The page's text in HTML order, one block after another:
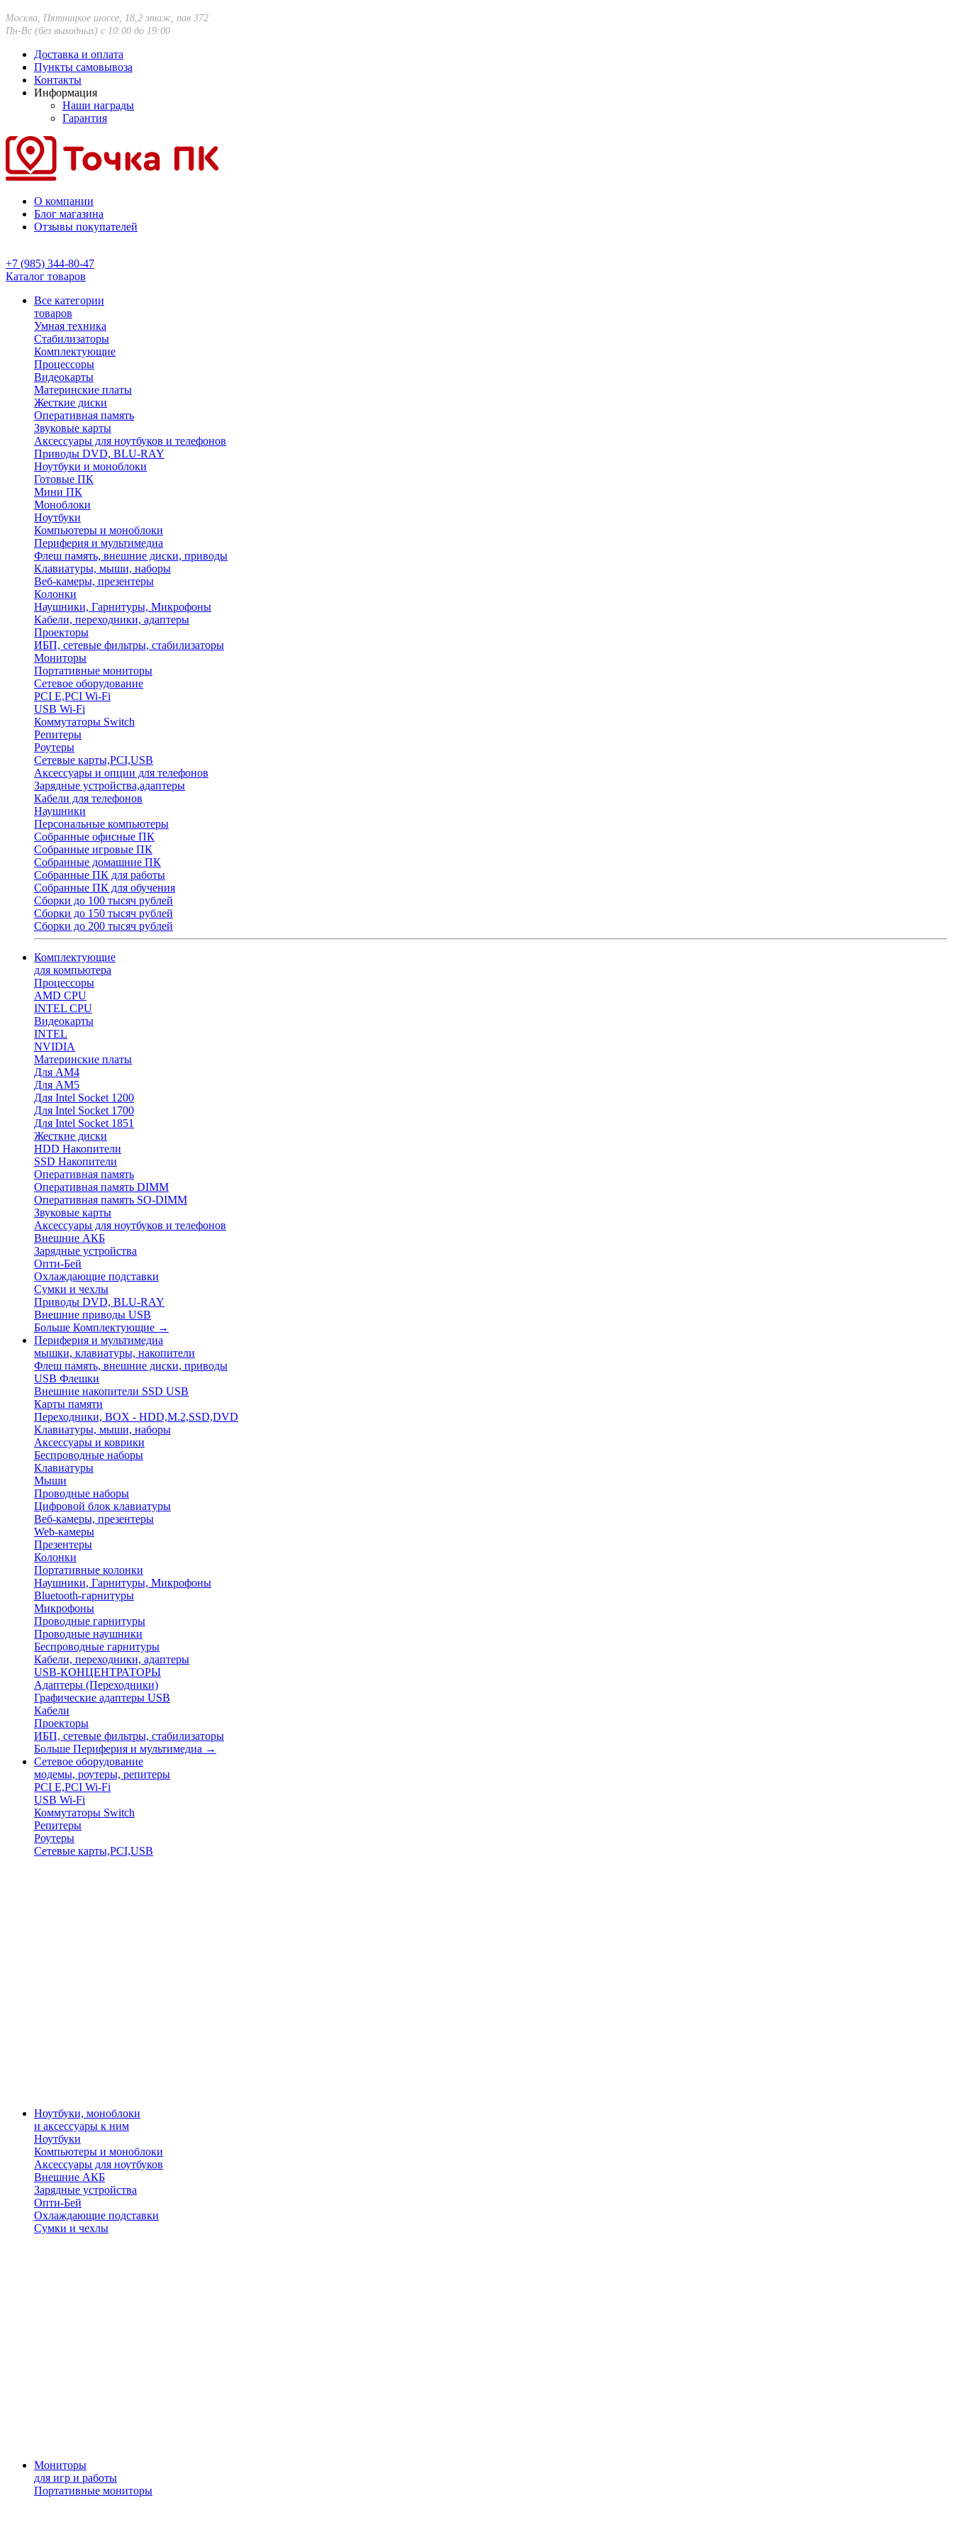
Москва, Пятницкое шоссе, 18,2 этаж, пав 372
Пн-Вс (без выходных) с 10:00 до 19:00
Доставка и оплата
Пункты самовывоза
Контакты
Информация
Наши награды
Гарантия
О компании
Блог магазина
Отзывы покупателей
+7 (985) 344-80-47
Каталог товаров
Все категории
товаров
Умная техника
Стабилизаторы
Комплектующие
Процессоры
Видеокарты
Материнские платы
Жесткие диски
Оперативная память
Звуковые карты
Аксессуары для ноутбуков и телефонов
Приводы DVD, BLU-RAY
Ноутбуки и моноблоки
Готовые ПК
Мини ПК
Моноблоки
Ноутбуки
Компьютеры и моноблоки
Периферия и мультимедиа
Флеш память, внешние диски, приводы
Клавиатуры, мыши, наборы
Веб-камеры, презентеры
Колонки
Наушники, Гарнитуры, Микрофоны
Кабели, переходники, адаптеры
Проекторы
ИБП, сетевые фильтры, стабилизаторы
Мониторы
Портативные мониторы
Сетевое оборудование
PCI E,PCI Wi-Fi
USB Wi-Fi
Коммутаторы Switch
Репитеры
Роутеры
Сетевые карты,PCI,USB
Аксессуары и опции для телефонов
Зарядные устройства,адаптеры
Кабели для телефонов
Наушники
Персональные компьютеры
Собранные офисные ПК
Собранные игровые ПК
Собранные домашние ПК
Собранные ПК для работы
Собранные ПК для обучения
Сборки до 100 тысяч рублей
Сборки до 150 тысяч рублей
Сборки до 200 тысяч рублей
Комплектующие
для компьютера
Процессоры
AMD CPU
INTEL CPU
Видеокарты
INTEL
NVIDIA
Материнские платы
Для AM4
Для AM5
Для Intel Socket 1200
Для Intel Socket 1700
Для Intel Socket 1851
Жесткие диски
HDD Накопители
SSD Накопители
Оперативная память
Оперативная память DIMM
Оперативная память SO-DIMM
Звуковые карты
Аксессуары для ноутбуков и телефонов
Внешние АКБ
Зарядные устройства
Опти-Бей
Охлаждающие подставки
Сумки и чехлы
Приводы DVD, BLU-RAY
Внешние приводы USB
Больше Комплектующие →
Периферия и мультимедиа
мышки, клавиатуры, накопители
Флеш память, внешние диски, приводы
USB Флешки
Внешние накопители SSD USB
Карты памяти
Переходники, BOX - HDD,M.2,SSD,DVD
Клавиатуры, мыши, наборы
Аксессуары и коврики
Беспроводные наборы
Клавиатуры
Мыши
Проводные наборы
Цифровой блок клавиатуры
Веб-камеры, презентеры
Web-камеры
Презентеры
Колонки
Портативные колонки
Наушники, Гарнитуры, Микрофоны
Bluetooth-гарнитуры
Микрофоны
Проводные гарнитуры
Проводные наушники
Беспроводные гарнитуры
Кабели, переходники, адаптеры
USB-КОНЦЕНТРАТОРЫ
Адаптеры (Переходники)
Графические адаптеры USB
Кабели
Проекторы
ИБП, сетевые фильтры, стабилизаторы
Больше Периферия и мультимедиа →
Сетевое оборудование
модемы, роутеры, репитеры
PCI E,PCI Wi-Fi
USB Wi-Fi
Коммутаторы Switch
Репитеры
Роутеры
Сетевые карты,PCI,USB
Ноутбуки, моноблоки
и аксессуары к ним
Ноутбуки
Компьютеры и моноблоки
Аксессуары для ноутбуков
Внешние АКБ
Зарядные устройства
Опти-Бей
Охлаждающие подставки
Сумки и чехлы
Мониторы
для игр и работы
Портативные мониторы